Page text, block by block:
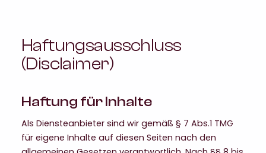
Haftungsausschluss
(Disclaimer)
Haftung für Inhalte
Als Diensteanbieter sind wir gemäß § 7 Abs.1 TMG
für eigene Inhalte auf diesen Seiten nach den